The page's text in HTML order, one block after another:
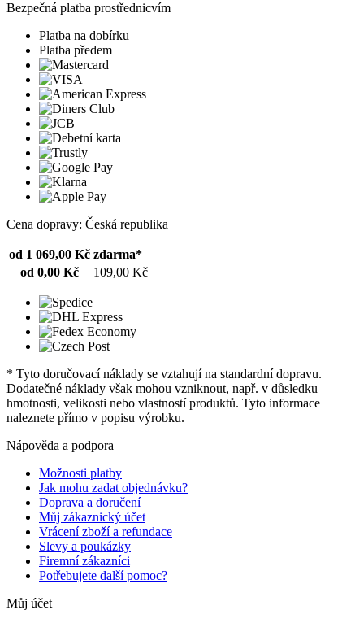
Bezpečná platba prostřednicvím
Platba na dobírku
Platba předem
Cena dopravy: Česká republika
od 1 069,00 Kč zdarma*
od 0,00 Kč
109,00 Kč
* Tyto doručovací náklady se vztahují na standardní dopravu.
Dodatečné náklady však mohou vzniknout, např. v důsledku
hmotnosti, velikosti nebo vlastností produktů. Tyto informace
naleznete přímo v popisu výrobku.
Nápověda a podpora
Možnosti platby
Jak mohu zadat objednávku?
Doprava a doručení
Můj zákaznický účet
Vrácení zboží a refundace
Slevy a poukázky
Firemní zákazníci
Potřebujete další pomoc?
Můj účet